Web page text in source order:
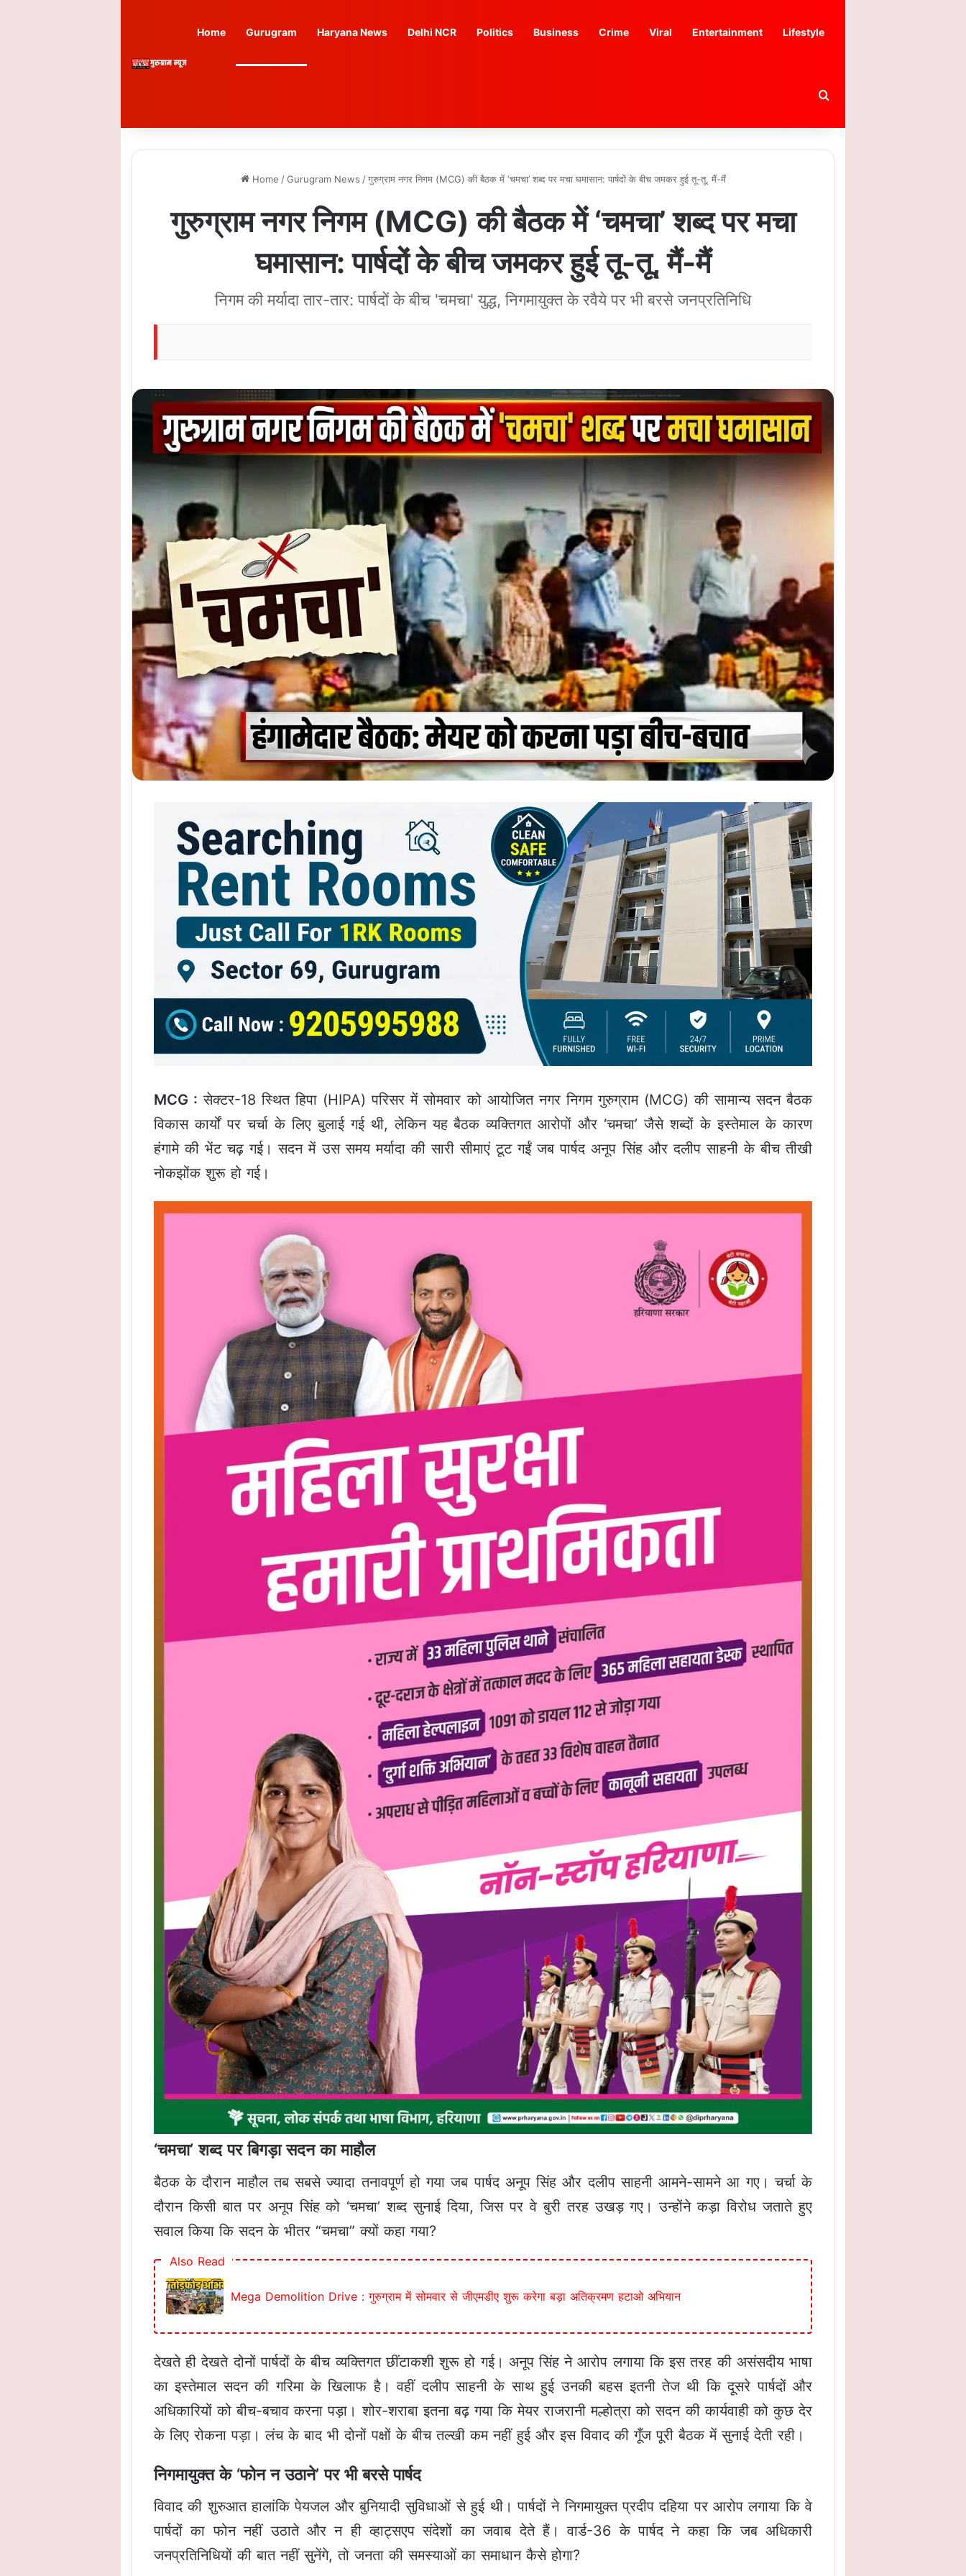
Home Gurugram Haryana News Delhi NCR Politics Business Crime Viral Entertainment Lifestyle
Search for
Home / Gurugram News / गुरुग्राम नगर निगम (MCG) की बैठक में ‘चमचा’ शब्द पर मचा घमासान: पार्षदों के बीच जमकर हुई तू-तू, मैं-मैं
गुरुग्राम नगर निगम (MCG) की बैठक में ‘चमचा’ शब्द पर मचा
घमासान: पार्षदों के बीच जमकर हुई तू-तू, मैं-मैं
निगम की मर्यादा तार-तार: पार्षदों के बीच 'चमचा' युद्ध, निगमायुक्त के रवैये पर भी बरसे जनप्रतिनिधि
MCG : सेक्टर-18 स्थित हिपा (HIPA) परिसर में सोमवार को आयोजित नगर निगम गुरुग्राम (MCG) की सामान्य सदन बैठक
विकास कार्यों पर चर्चा के लिए बुलाई गई थी, लेकिन यह बैठक व्यक्तिगत आरोपों और ‘चमचा’ जैसे शब्दों के इस्तेमाल के कारण
हंगामे की भेंट चढ़ गई। सदन में उस समय मर्यादा की सारी सीमाएं टूट गईं जब पार्षद अनूप सिंह और दलीप साहनी के बीच तीखी
नोकझोंक शुरू हो गई।
‘चमचा’ शब्द पर बिगड़ा सदन का माहौल
बैठक के दौरान माहौल तब सबसे ज्यादा तनावपूर्ण हो गया जब पार्षद अनूप सिंह और दलीप साहनी आमने-सामने आ गए। चर्चा के
दौरान किसी बात पर अनूप सिंह को ‘चमचा’ शब्द सुनाई दिया, जिस पर वे बुरी तरह उखड़ गए। उन्होंने कड़ा विरोध जताते हुए
सवाल किया कि सदन के भीतर “चमचा” क्यों कहा गया?
Also Read
Mega Demolition Drive : गुरुग्राम में सोमवार से जीएमडीए शुरू करेगा बड़ा अतिक्रमण हटाओ अभियान
देखते ही देखते दोनों पार्षदों के बीच व्यक्तिगत छींटाकशी शुरू हो गई। अनूप सिंह ने आरोप लगाया कि इस तरह की असंसदीय भाषा
का इस्तेमाल सदन की गरिमा के खिलाफ है। वहीं दलीप साहनी के साथ हुई उनकी बहस इतनी तेज थी कि दूसरे पार्षदों और
अधिकारियों को बीच-बचाव करना पड़ा। शोर-शराबा इतना बढ़ गया कि मेयर राजरानी मल्होत्रा को सदन की कार्यवाही को कुछ देर
के लिए रोकना पड़ा। लंच के बाद भी दोनों पक्षों के बीच तल्खी कम नहीं हुई और इस विवाद की गूँज पूरी बैठक में सुनाई देती रही।
निगमायुक्त के ‘फोन न उठाने’ पर भी बरसे पार्षद
विवाद की शुरुआत हालांकि पेयजल और बुनियादी सुविधाओं से हुई थी। पार्षदों ने निगमायुक्त प्रदीप दहिया पर आरोप लगाया कि वे
पार्षदों का फोन नहीं उठाते और न ही व्हाट्सएप संदेशों का जवाब देते हैं। वार्ड-36 के पार्षद ने कहा कि जब अधिकारी
जनप्रतिनिधियों की बात नहीं सुनेंगे, तो जनता की समस्याओं का समाधान कैसे होगा?